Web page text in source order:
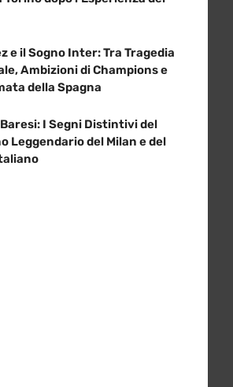
e il Sogno Inter: Tra Tragedia
Ambizioni di Champions e
della Spagna
I Segni Distintivi del
Leggendario del Milan e del